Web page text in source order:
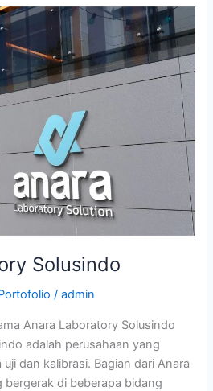
Solusindo
/admin
Anara Laboratory Solusindo
adalah perusahaan yang
dan kalibrasi. Bagian dari Anara
bergerak di beberapa bidang